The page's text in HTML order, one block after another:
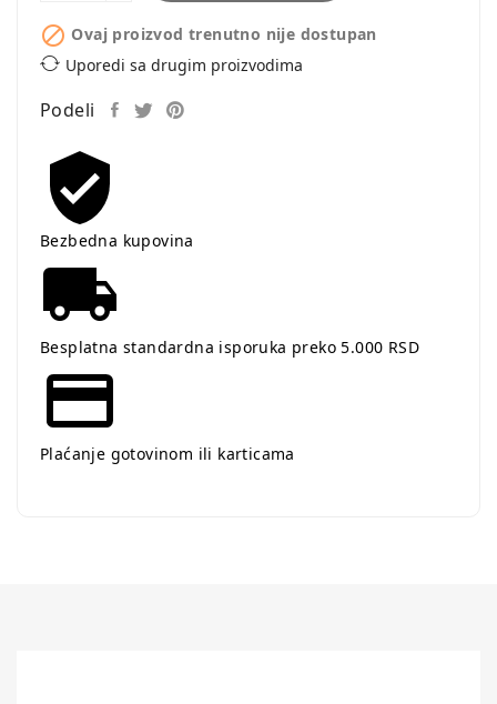
 Ovaj proizvod trenutno nije dostupan
Uporedi sa drugim proizvodima
Podeli
Bezbedna kupovina
Besplatna standardna isporuka preko 5.000 RSD
Plaćanje gotovinom ili karticama